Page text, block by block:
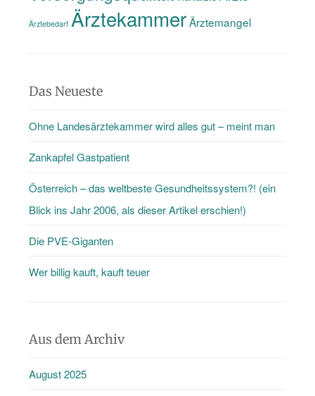
Ärztebedarf ÄrztekammerÄrztemangel
Das Neueste
Ohne Landesärztekammer wird alles gut – meint man
Zankapfel Gastpatient
Österreich – das weltbeste Gesundheitssystem?! (ein
Blick ins Jahr 2006, als dieser Artikel erschien!)
Die PVE-Giganten
Wer billig kauft, kauft teuer
Aus dem Archiv
August 2025